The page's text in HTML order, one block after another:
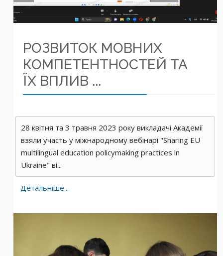
РОЗВИТОК МОВНИХ
КОМПЕТЕНТНОСТЕЙ ТА
ЇХ ВПЛИВ ...
28 квітня та 3 травня 2023 року викладачі Академії
взяли участь у міжнародному вебінарі "Sharing EU
multilingual education policymaking practices in
Ukraine" ві...
Детальніше...